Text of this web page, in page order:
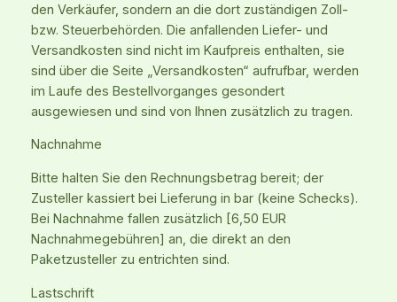
den Verkäufer, sondern an die dort zuständigen Zoll-
bzw. Steuerbehörden. Die anfallenden Liefer- und
Versandkosten sind nicht im Kaufpreis enthalten, sie
sind über die Seite „Versandkosten“ aufrufbar, werden
im Laufe des Bestellvorganges gesondert
ausgewiesen und sind von Ihnen zusätzlich zu tragen.
Nachnahme
Bitte halten Sie den Rechnungsbetrag bereit; der
Zusteller kassiert bei Lieferung in bar (keine Schecks).
Bei Nachnahme fallen zusätzlich [6,50 EUR
Nachnahmegebühren] an, die direkt an den
Paketzusteller zu entrichten sind.
Lastschrift